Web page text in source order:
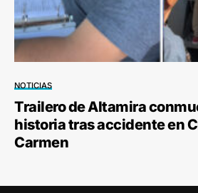
NOTICIAS
Trailero de Altamira
historia tras accidente en
Carmen